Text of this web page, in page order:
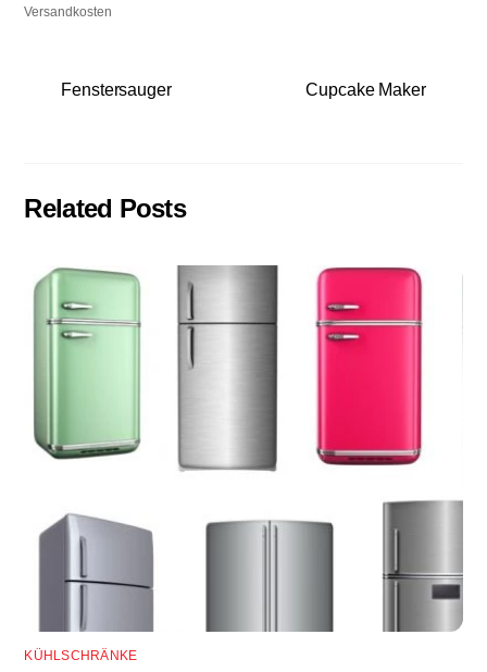
Versandkosten
Fenstersauger Cupcake Maker
Related Posts
KÜHLSCHRÄNKE